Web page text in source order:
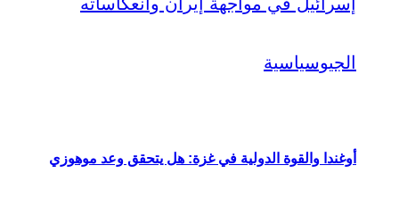
أوغندا والقوة الدولية في غزة: هل يتحقق وعد موهوزي